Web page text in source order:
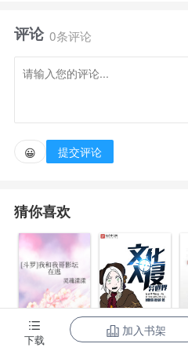
咆哮的灵魂正腾空而起！
评论 0条评论
😀 提交评论
猜你喜欢
[斗罗]我和我哥
文化入侵异世
下载
加入书架